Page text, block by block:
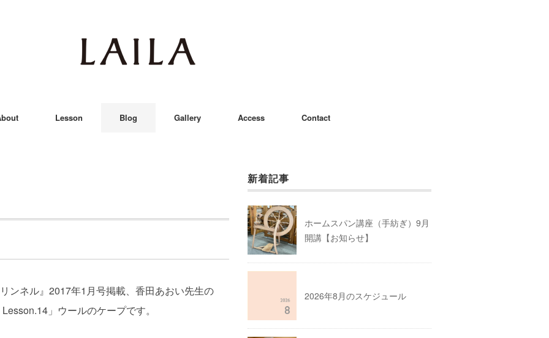
Lesson Blog Gallery Access Contact
ンネル』2017年1月号掲載、香田あおい先生の
」ウールのケープです。
新着記事
ホームスパン講座（手紡ぎ）9月
開講【お知らせ】
2026年8月のスケジュール